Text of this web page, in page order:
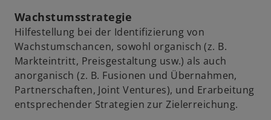
Wachstumsstrategie
Hilfestellung bei der Identifizierung von
Wachstumschancen, sowohl organisch (z. B.
Markteintritt, Preisgestaltung usw.) als auch
anorganisch (z. B. Fusionen und Übernahmen,
Partnerschaften, Joint Ventures), und Erarbeitung
entsprechender Strategien zur Zielerreichung.